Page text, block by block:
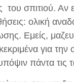
σπιτιού. Αν
ολική
Εμείς,
για την
πάντα τις